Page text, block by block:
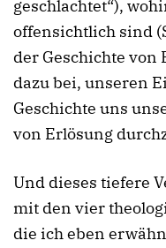
geschlachtet“),
offensichtlich sind
der Geschichte von
dazu bei, unseren
Geschichte uns
von Erlösung
Und dieses tiefere
mit den vier
die ich eben